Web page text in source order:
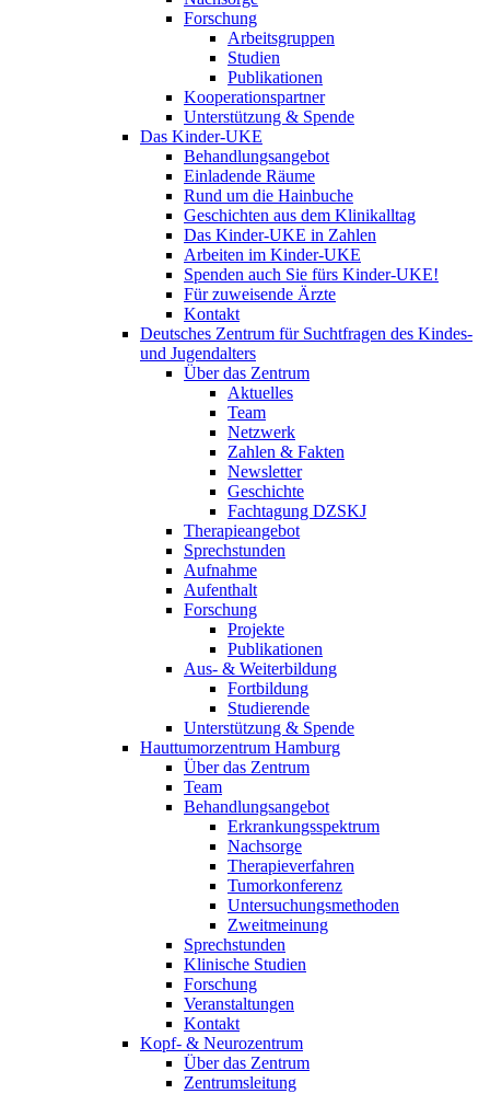
Forschung
Arbeitsgruppen
Studien
Publikationen
Kooperationspartner
Unterstützung & Spende
Das Kinder-UKE
Behandlungsangebot
Einladende Räume
Rund um die Hainbuche
Geschichten aus dem Klinikalltag
Das Kinder-UKE in Zahlen
Arbeiten im Kinder-UKE
Spenden auch Sie fürs Kinder-UKE!
Für zuweisende Ärzte
Kontakt
Deutsches Zentrum für Suchtfragen des Kindes-
und Jugendalters
Über das Zentrum
Aktuelles
Team
Netzwerk
Zahlen & Fakten
Newsletter
Geschichte
Fachtagung DZSKJ
Therapieangebot
Sprechstunden
Aufnahme
Aufenthalt
Forschung
Projekte
Publikationen
Aus- & Weiterbildung
Fortbildung
Studierende
Unterstützung & Spende
Hauttumorzentrum Hamburg
Über das Zentrum
Team
Behandlungsangebot
Erkrankungsspektrum
Nachsorge
Therapieverfahren
Tumorkonferenz
Untersuchungsmethoden
Zweitmeinung
Sprechstunden
Klinische Studien
Forschung
Veranstaltungen
Kontakt
Kopf- & Neurozentrum
Über das Zentrum
Zentrumsleitung